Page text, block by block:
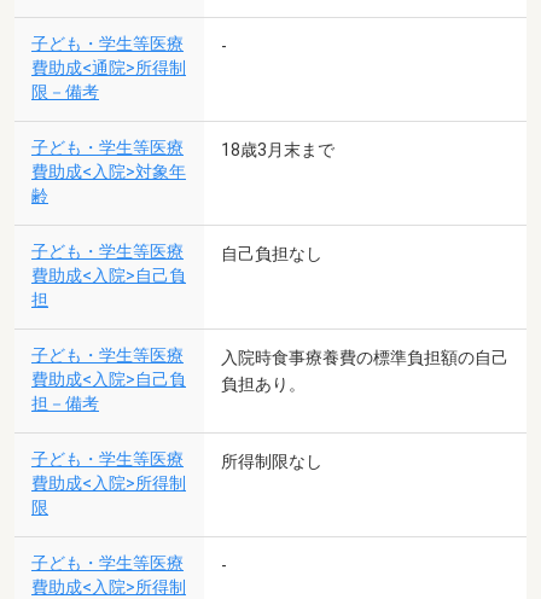
子ども・学生等医療
費助成<通院>所得制
限－備考
-
子ども・学生等医療
費助成<入院>対象年
齢
18歳3月末まで
子ども・学生等医療
費助成<入院>自己負
担
自己負担なし
子ども・学生等医療
費助成<入院>自己負
担－備考
入院時食事療養費の標準負担額の自己
負担あり。
子ども・学生等医療
費助成<入院>所得制
限
所得制限なし
子ども・学生等医療
費助成<入院>所得制
-